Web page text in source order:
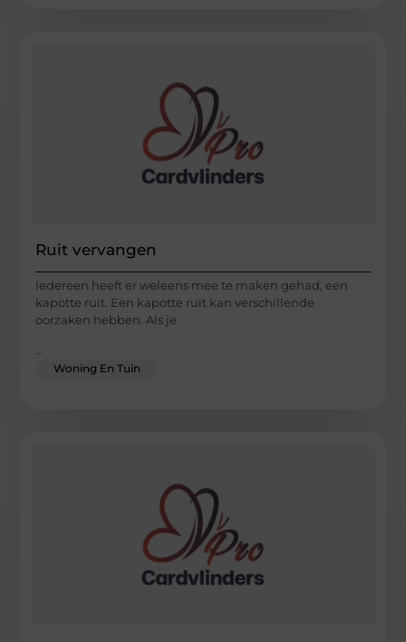
Ruit vervangen
Iedereen heeft er weleens mee te maken gehad, een
kapotte ruit. Een kapotte ruit kan verschillende
oorzaken hebben. Als je
...
Woning En Tuin